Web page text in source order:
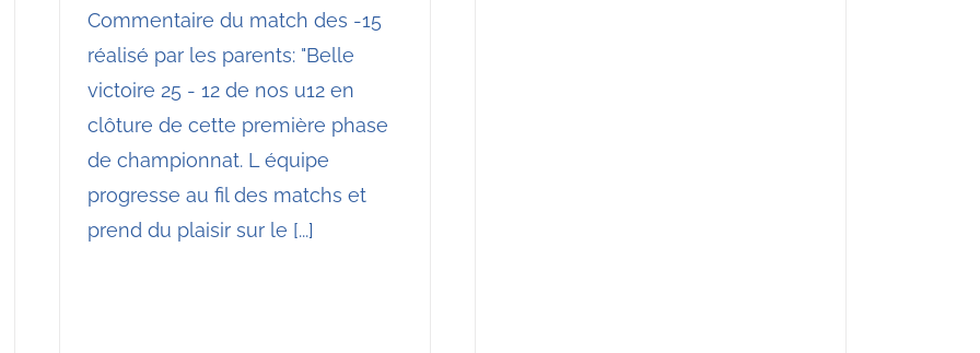
Commentaire du match des -15
réalisé par les parents: "Belle
victoire 25 - 12 de nos u12 en
clôture de cette première phase
de championnat. L équipe
progresse au fil des matchs et
prend du plaisir sur le [...]